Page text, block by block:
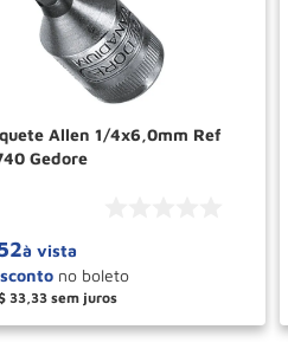
Allen 1/4x6,0mm Ref
Gedore
à vista
33 33
＋ COMPRAR